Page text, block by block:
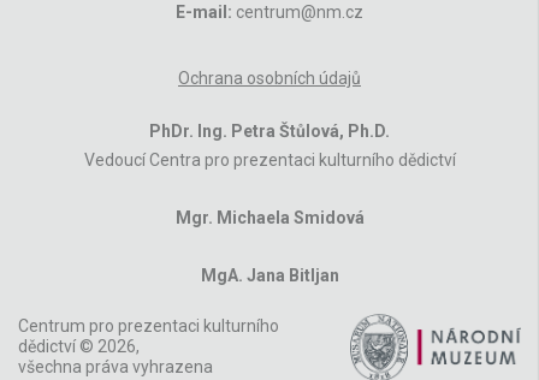
E-mail: centrum@nm.cz
Ochrana osobních údajů
PhDr. Ing. Petra Štůlová, Ph.D.
Vedoucí Centra pro prezentaci kulturního dědictví
Mgr. Michaela Smidová
MgA. Jana Bitljan
Centrum pro prezentaci kulturního
dědictví © 2026,
všechna práva vyhrazena